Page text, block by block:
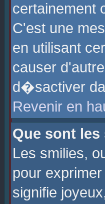
certainement
C'est une
en utilisant
causer
d�sactiver
Revenir en
Que sont les
Les smilies,
pour
signifie